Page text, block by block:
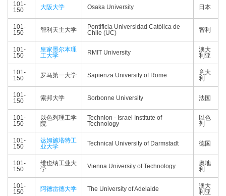
101-
150
大阪大学 Osaka University 日本
101-
150
智利天主大学
Pontificia Universidad Católica de
Chile (UC)
智利
101-
150
皇家墨尔本理
工大学
RMIT University
澳大
利亚
101-
150
罗马第一大学 Sapienza University of Rome
意大
利
101-
150
索邦大学 Sorbonne University 法国
101-
150
以色列理工学
院
Technion - Israel Institute of
Technology
以色
列
101-
150
达姆施塔特工
业大学
Technical University of Darmstadt 德国
101-
150
维也纳工业大
学
Vienna University of Technology
奥地
利
101-
150
阿德雷德大学 The University of Adelaide
澳大
利亚